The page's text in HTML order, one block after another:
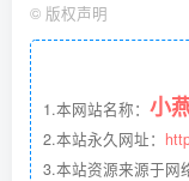
© 版权声明
1.本网站名称： 小
2.本站永久网址：
3.本站资源来源于网